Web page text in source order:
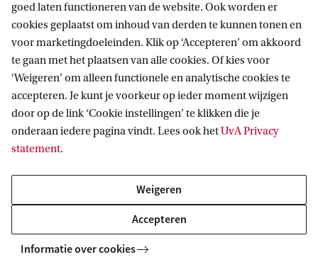
Informatie voor
Bachelorstudiekiezers
Masterstudiekiezers
Journalisten
Schooldecanen en vakdocenten
Direct naar
Vacatures
Doneren
Contact
UvA op social media
goed laten functioneren van de website. Ook worden er
cookies geplaatst om inhoud van derden te kunnen tonen en
voor marketingdoeleinden. Klik op ‘Accepteren’ om akkoord
te gaan met het plaatsen van alle cookies. Of kies voor
‘Weigeren’ om alleen functionele en analytische cookies te
accepteren. Je kunt je voorkeur op ieder moment wijzigen
door op de link ‘Cookie instellingen’ te klikken die je
onderaan iedere pagina vindt. Lees ook hetUvA Privacy
statement.
Weigeren
Accepteren
Informatie over cookies